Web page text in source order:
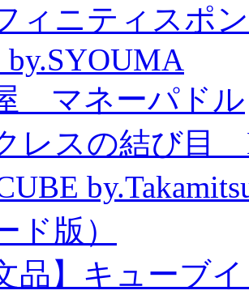
ィニティスポ
マネーパドル
レスの結び目
ド版）
品】キューブ